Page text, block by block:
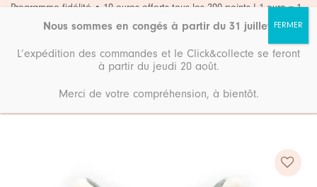
Passer
Programme fidélité • 10 euros offerts tous les 200 points ! 1 euro = 1
Accueil Boutique Mode
Nous sommes en congés à partir du 31 juillet
L’expédition des commandes et le Click&collecte se feront
à partir du jeudi 20 août.
Merci de votre compréhension, à bientôt.